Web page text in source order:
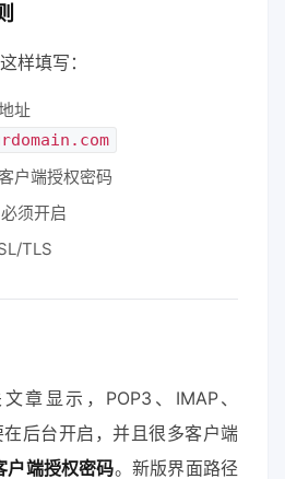
样填写：
址
户端授权密码
须开启
TLS
章显示，POP3、IMAP、
后台开启，并且很多客户端
户端授权密码。新版界面路径